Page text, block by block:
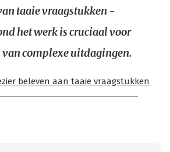
taaie vraagstukken -
het werk is cruciaal voor
van complexe uitdagingen.
beleven aan taaie vraagstukken